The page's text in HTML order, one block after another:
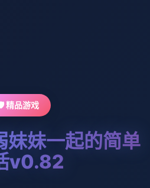
精品游戏
妹妹一起的简单
v0.82